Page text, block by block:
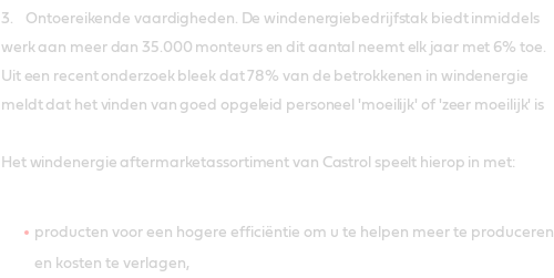
3. Ontoereikende vaardigheden. De windenergiebedrijfstak biedt inmiddels
werk aan meer dan 35.000 monteurs en dit aantal neemt elk jaar met 6% toe.
Uit een recent onderzoek bleek dat 78% van de betrokkenen in windenergie
meldt dat het vinden van goed opgeleid personeel 'moeilijk' of 'zeer moeilijk' is
Het windenergie aftermarketassortiment van Castrol speelt hierop in met:
producten voor een hogere efficiëntie om u te helpen meer te produceren
en kosten te verlagen,